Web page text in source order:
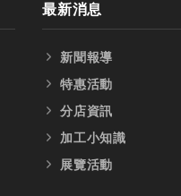
最新消息
新聞報導
特惠活動
分店資訊
加工小知識
展覽活動